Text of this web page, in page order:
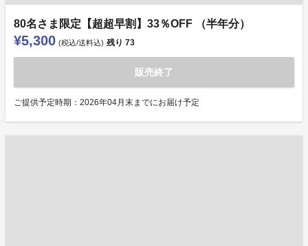
80名さま限定【超超早割】33％OFF （半年分）
¥5,300 (税込/送料込) 残り 73
販売終了
ご提供予定時期：2026年04月末までにお届け予定